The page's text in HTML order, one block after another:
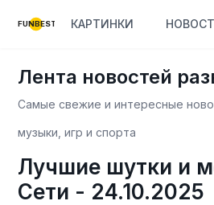
FUNBEST КАРТИНКИ
Лента новостей
Самые свежие и интересные
музыки, игр и спорта
Лучшие шутки и
Сети - 24.10.2025